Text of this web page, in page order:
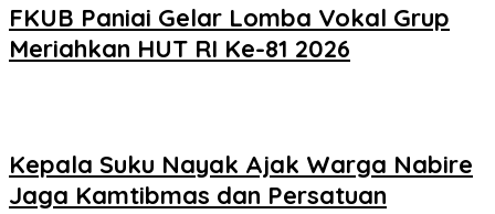
FKUB Paniai Gelar Lomba Vokal Grup
Meriahkan HUT RI Ke-81 2026
Kepala Suku Nayak Ajak Warga Nabire
Jaga Kamtibmas dan Persatuan